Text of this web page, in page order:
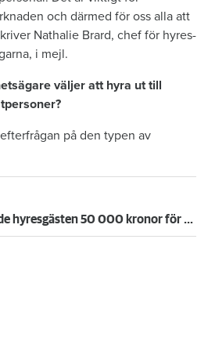
och därmed för oss alla att
Nathalie Brard, chef för hyres­
i mejl.
väljer att hyra ut till
på den typen av
Här betalade hyresgästen 50 000 kronor för mycket – värden åker dit igen